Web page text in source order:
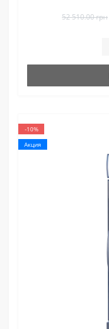
52 510.00 грн
-10%
Акция